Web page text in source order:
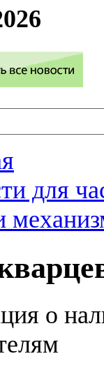
для
о